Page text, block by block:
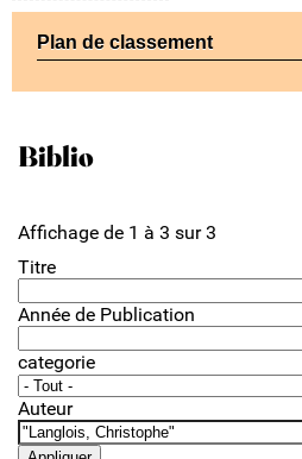
Plan de classement
Biblio
Affichage de 1 à 3 sur 3
Titre
Année de Publication
categorie
Auteur